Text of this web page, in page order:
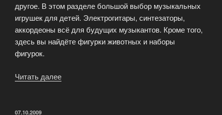
другое. В этом разделе большой выбор музыкальных
игрушек для детей. Электрогитары, синтезаторы,
аккордеоны всё для будущих музыкантов. Кроме того,
здесь вы найдёте фигурки животных и наборы
фигурок.
Читать далее
ОПУБЛИКОВАНО
07.10.2009